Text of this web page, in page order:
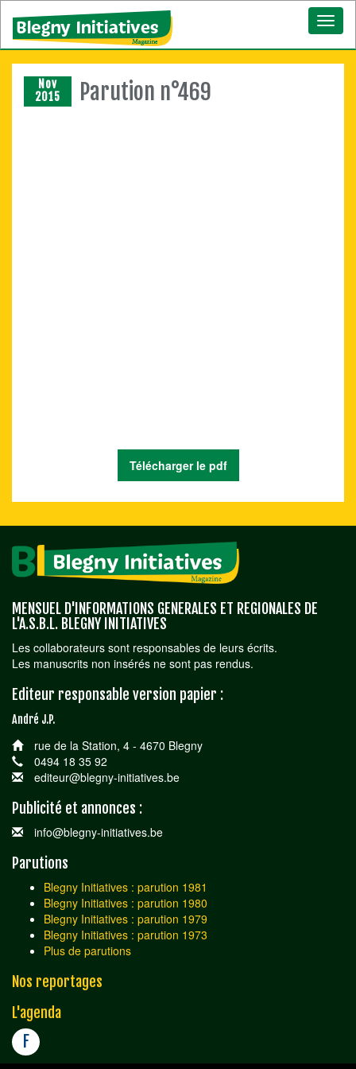
Nov
2015
Parution n°469
Télécharger le pdf
MENSUEL D'INFORMATIONS GENERALES ET REGIONALES DE
L'A.S.B.L. BLEGNY INITIATIVES
Les collaborateurs sont responsables de leurs écrits.
Les manuscrits non insérés ne sont pas rendus.
Editeur responsable version papier :
André J.P.
rue de la Station, 4 - 4670 Blegny
0494 18 35 92
editeur@blegny-initiatives.be
Publicité et annonces :
info@blegny-initiatives.be
Parutions
Blegny Initiatives : parution 1981
Blegny Initiatives : parution 1980
Blegny Initiatives : parution 1979
Blegny Initiatives : parution 1973
Plus de parutions
Nos reportages
L'agenda
F